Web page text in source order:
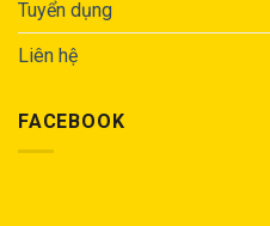
Tuyển dụng
Liên hệ
FACEBOOK